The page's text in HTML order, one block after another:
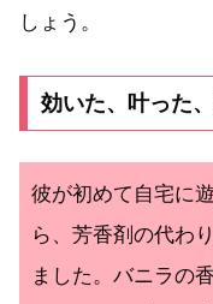
しょう。
効いた、叶った
彼が初めて自宅に
ら、芳香剤の代わ
ました。バニラの